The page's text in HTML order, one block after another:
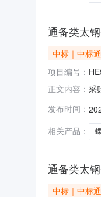
通备类太
中标｜中标
项目编号：
正文内容： 采
发布时间：
相关产品：
通备类太
中标｜中标